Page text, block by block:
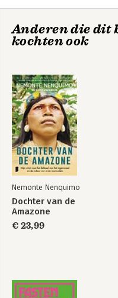
Anderen die dit
kochten ook
Nemonte Nenquimo
Dochter van de
Amazone
€ 23,99